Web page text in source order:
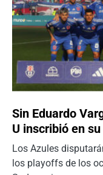
Sin Eduardo
U inscribió en
Los Azules
los playoffs de los